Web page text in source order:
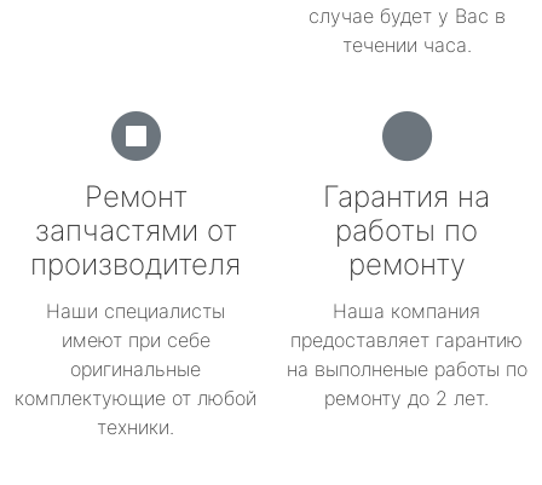
случае будет у Вас в
течении часа.
Ремонт
запчастями от
производителя
Наши специалисты
имеют при себе
оригинальные
комплектующие от любой
техники.
Гарантия на
работы по
ремонту
Наша компания
предоставляет гарантию
на выполненые работы по
ремонту до 2 лет.